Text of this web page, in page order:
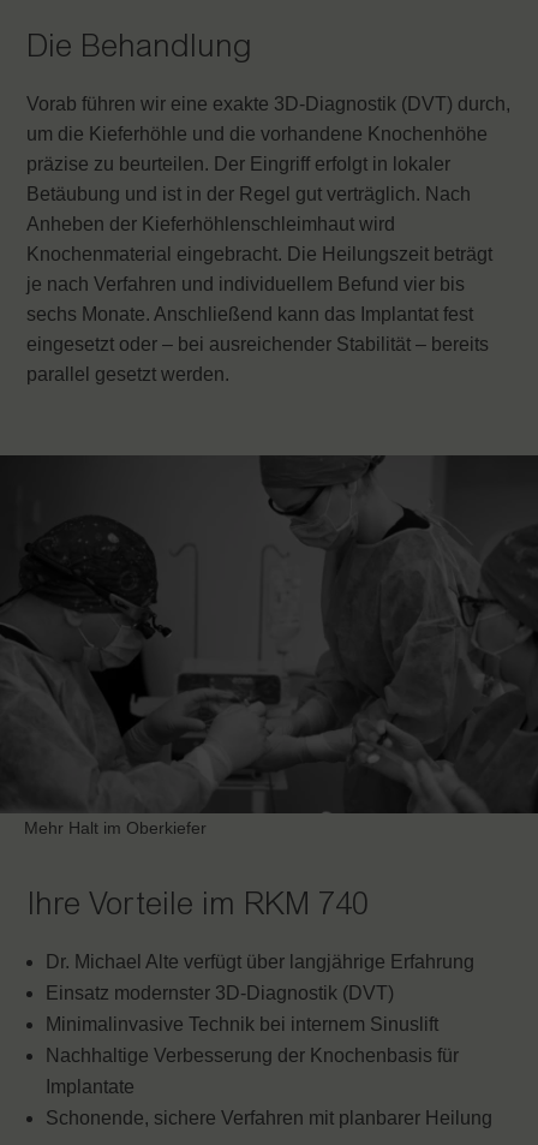
Die Behandlung
Vorab führen wir eine exakte 3D-Diagnostik (DVT) durch,
um die Kieferhöhle und die vorhandene Knochenhöhe
präzise zu beurteilen. Der Eingriff erfolgt in lokaler
Betäubung und ist in der Regel gut verträglich. Nach
Anheben der Kieferhöhlenschleimhaut wird
Knochenmaterial eingebracht. Die Heilungszeit beträgt
je nach Verfahren und individuellem Befund vier bis
sechs Monate. Anschließend kann das Implantat fest
eingesetzt oder – bei ausreichender Stabilität – bereits
parallel gesetzt werden.
Mehr Halt im Oberkiefer
Ihre Vorteile im RKM 740
Dr. Michael Alte verfügt über langjährige Erfahrung
Einsatz modernster 3D-Diagnostik (DVT)
Minimalinvasive Technik bei internem Sinuslift
Nachhaltige Verbesserung der Knochenbasis für
Implantate
Schonende, sichere Verfahren mit planbarer Heilung